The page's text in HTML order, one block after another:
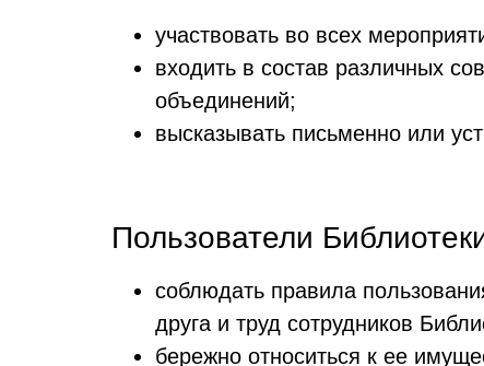
участвовать во всех
входить в состав различных
объединений;
высказывать письменно или
Пользователи
соблюдать правила
друга и труд сотрудников
бережно относиться к ее